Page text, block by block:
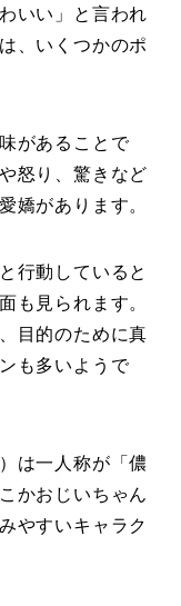
いい」と言われ
、いくつかのポ
があることで
怒り、驚きなど
嬌があります。
行動していると
も見られます。
目的のために真
も多いようで
は一人称が「儂
かおじいちゃん
やすいキャラク